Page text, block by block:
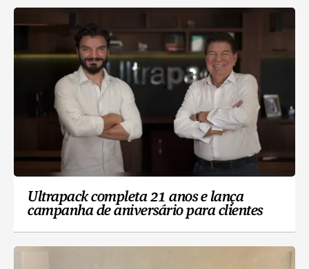
Ultrapack completa 21 anos e lança
campanha de aniversário para clientes